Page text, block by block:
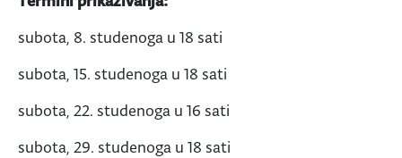
subota, 8. studenoga u 18 sati
subota, 15. studenoga u 18 sati
subota, 22. studenoga u 16 sati
subota, 29. studenoga u 18 sati